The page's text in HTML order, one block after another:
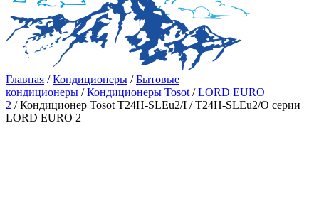
Главная /Кондиционеры /Бытовые
кондиционеры /Кондиционеры Tosot/LORD EURO
2 / Кондиционер Tosot T24H-SLEu2/I / T24H-SLEu2/O серии
LORD EURO 2